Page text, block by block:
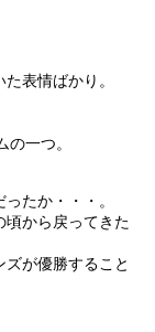
表情ばかり。
一つ。
たか・・・。
頃から戻ってきた
が優勝すること